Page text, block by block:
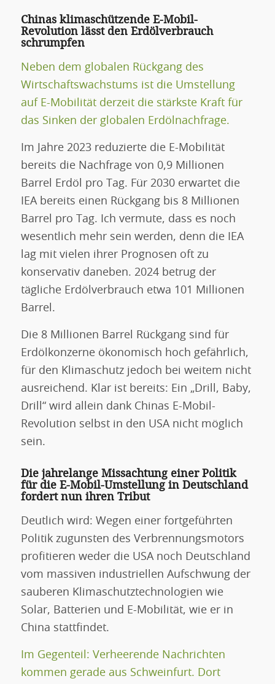
Chinas klimaschützende E-Mobil-
Revolution lässt den Erdölverbrauch
schrumpfen
Neben dem globalen Rückgang des
Wirtschaftswachstums ist die Umstellung
auf E-Mobilität derzeit die stärkste Kraft für
das Sinken der globalen Erdölnachfrage.
Im Jahre 2023 reduzierte die E-Mobilität
bereits die Nachfrage von 0,9 Millionen
Barrel Erdöl pro Tag. Für 2030 erwartet die
IEA bereits einen Rückgang bis 8 Millionen
Barrel pro Tag. Ich vermute, dass es noch
wesentlich mehr sein werden, denn die IEA
lag mit vielen ihrer Prognosen oft zu
konservativ daneben. 2024 betrug der
tägliche Erdölverbrauch etwa 101 Millionen
Barrel.
Die 8 Millionen Barrel Rückgang sind für
Erdölkonzerne ökonomisch hoch gefährlich,
für den Klimaschutz jedoch bei weitem nicht
ausreichend. Klar ist bereits: Ein „Drill, Baby,
Drill“ wird allein dank Chinas E-Mobil-
Revolution selbst in den USA nicht möglich
sein.
Die jahrelange Missachtung einer Politik
für die E-Mobil-Umstellung in Deutschland
fordert nun ihren Tribut
Deutlich wird: Wegen einer fortgeführten
Politik zugunsten des Verbrennungsmotors
profitieren weder die USA noch Deutschland
vom massiven industriellen Aufschwung der
sauberen Klimaschutztechnologien wie
Solar, Batterien und E-Mobilität, wie er in
China stattfindet.
Im Gegenteil: Verheerende Nachrichten
kommen gerade aus Schweinfurt. Dort